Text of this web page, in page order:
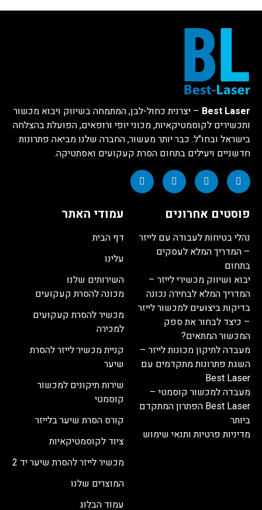
Best Laser – יצרנית כחול-לבן, המתמחה בשיווק ויבוא מכשור
ותכשירים לקוסמטיקאיות, מכוני יופי ורופאים, הפועלת בהצלחה
בישראל ובחו"ל. כבר יותר מעשור, החברה שלנו מביאה פתרונות
חדשניים ויעילים בתחום הסרת קעקועים ואסתטיקה.
פוסטים אחרונים
נהלי בטיחות לעבודה עם לייזר
– המדריך המלא לעסקים
בתחום
יבוא ושיווק מכשירי לייזר –
המדריך המלא לבחירה נכונה
בדיקות ביצועים למכשור לייזר
– כיצד לבחור את ספק
המכשור המתאים?
מעבדה לתיקון מכונות לייזר –
השגת פתרונות מתקדמים עם
Best Laser
מעבדה למכשור קוסמטי –
Best Laser הפתרון המתקדם
ביותר
מדיניות פרטיות ותנאי שימוש
עמודי האתר
דף הבית
עלינו
השירותים שלנו
מכונה להסרת קעקועים
מכשיר להסרת קעקועים
למכירה
קניית מכשיר לייזר להסרת
שיער
שירות תיקונים למכשור
קוסמטי
קורס הסרת שיער בלייזר
ציוד לקוסמטיקאיות
מכשיר לייזר להסרת שיער יד 2
המוצרים שלנו
עמוד הבלוג